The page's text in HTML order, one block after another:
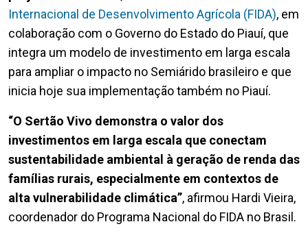
Internacional de Desenvolvimento Agrícola (FIDA), em
colaboração com o Governo do Estado do Piauí, que
integra um modelo de investimento em larga escala
para ampliar o impacto no Semiárido brasileiro e que
inicia hoje sua implementação também no Piauí.
“O Sertão Vivo demonstra o valor dos
investimentos em larga escala que conectam
sustentabilidade ambiental à geração de renda das
famílias rurais, especialmente em contextos de
alta vulnerabilidade climática”, afirmou Hardi Vieira,
coordenador do Programa Nacional do FIDA no Brasil.